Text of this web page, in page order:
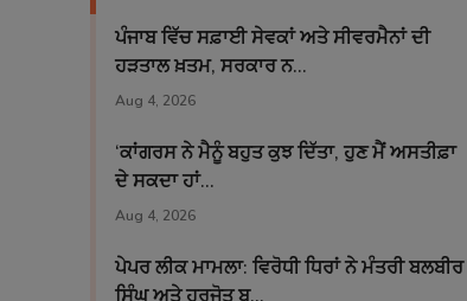
ਪੰਜਾਬ ਵਿੱਚ ਸਫ਼ਾਈ ਸੇਵਕਾਂ ਅਤੇ ਸੀਵਰਮੈਨਾਂ ਦੀ
ਹੜਤਾਲ ਖ਼ਤਮ, ਸਰਕਾਰ ਨ...
Aug 4, 2026
‘ਕਾਂਗਰਸ ਨੇ ਮੈਨੂੰ ਬਹੁਤ ਕੁਝ ਦਿੱਤਾ, ਹੁਣ ਮੈਂ ਅਸਤੀਫ਼ਾ
ਦੇ ਸਕਦਾ ਹਾਂ...
Aug 4, 2026
ਪੇਪਰ ਲੀਕ ਮਾਮਲਾ: ਵਿਰੋਧੀ ਧਿਰਾਂ ਨੇ ਮੰਤਰੀ ਬਲਬੀਰ